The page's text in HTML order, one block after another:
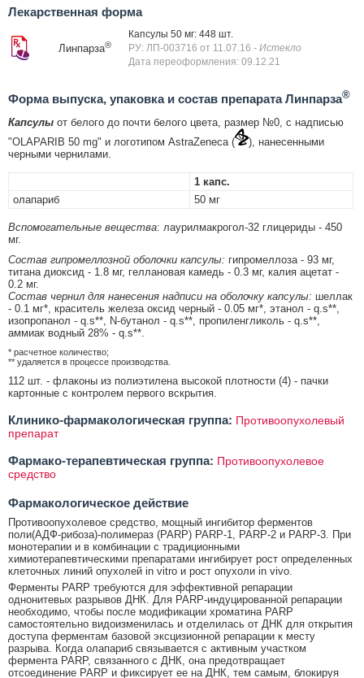
Лекарственная форма
Линпарза®
Капсулы 50 мг: 448 шт.
РУ: ЛП-003716 от 11.07.16 - Истекло
Дата переоформления: 09.12.21
Форма выпуска, упаковка и состав препарата Линпарза®
Капсулы от белого до почти белого цвета, размер №0, с надписью
"OLAPARIB 50 mg" и логотипом AstraZeneca (
), нанесенными
черными чернилами.
1 капс.
олапариб
50 мг
Вспомогательные вещества: лаурилмакрогол-32 глицериды - 450
мг.
Состав гипромеллозной оболочки капсулы: гипромеллоза - 93 мг,
титана диоксид - 1.8 мг, геллановая камедь - 0.3 мг, калия ацетат -
0.2 мг.
Состав чернил для нанесения надписи на оболочку капсулы: шеллак
- 0.1 мг*, краситель железа оксид черный - 0.05 мг*, этанол - q.s**,
изопропанол - q.s**, N-бутанол - q.s**, пропиленгликоль - q.s**,
аммиак водный 28% - q.s**.
* расчетное количество;
** удаляется в процессе производства.
112 шт. - флаконы из полиэтилена высокой плотности (4) - пачки
картонные с контролем первого вскрытия.
Клинико-фармакологическая группа: Противоопухолевый
препарат
Фармако-терапевтическая группа: Противоопухолевое
средство
Фармакологическое действие
Противоопухолевое средство, мощный ингибитор ферментов
поли(АДФ-рибоза)-полимераз (PARP) PARP-1, PARP-2 и PARP-3. При
монотерапии и в комбинации с традиционными
химиотерапевтическими препаратами ингибирует рост определенных
клеточных линий опухолей in vitro и рост опухоли in vivo.
Ферменты PARP требуются для эффективной репарации
однонитевых разрывов ДНК. Для PARP-индуцированной репарации
необходимо, чтобы после модификации хроматина PARP
самостоятельно видоизменилась и отделилась от ДНК для открытия
доступа ферментам базовой эксцизионной репарации к месту
разрыва. Когда олапариб связывается с активным участком
фермента PARP, связанного с ДНК, она предотвращает
отсоединение PARP и фиксирует ее на ДНК, тем самым, блокируя